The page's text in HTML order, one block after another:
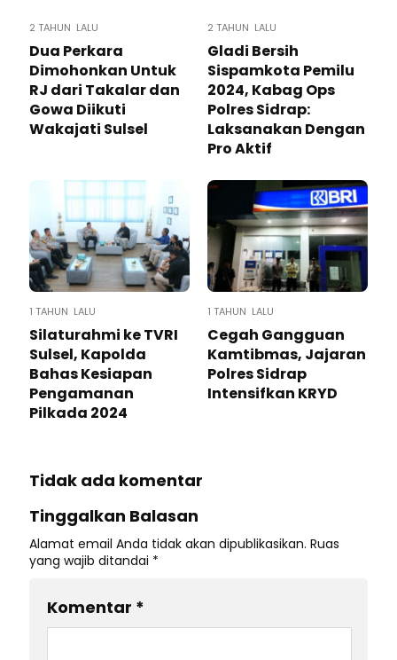
2 TAHUN LALU
Dua Perkara
Dimohonkan Untuk
RJ dari Takalar dan
Gowa Diikuti
Wakajati Sulsel
2 TAHUN LALU
Gladi Bersih
Sispamkota Pemilu
2024, Kabag Ops
Polres Sidrap:
Laksanakan Dengan
Pro Aktif
1 TAHUN LALU
Silaturahmi ke TVRI
Sulsel, Kapolda
Bahas Kesiapan
Pengamanan
Pilkada 2024
1 TAHUN LALU
Cegah Gangguan
Kamtibmas, Jajaran
Polres Sidrap
Intensifkan KRYD
Tidak ada komentar
Tinggalkan Balasan
Alamat email Anda tidak akan dipublikasikan. Ruas
yang wajib ditandai *
Komentar *